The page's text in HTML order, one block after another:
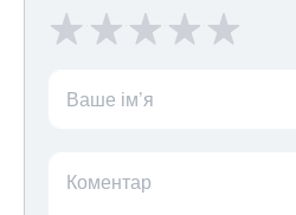
Ваше ім’я
Коментар